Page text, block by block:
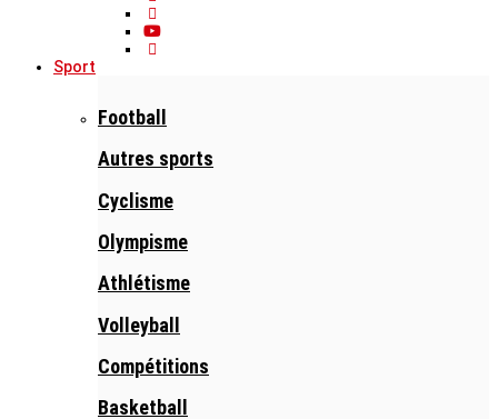
Sport
Football
Autres sports
Cyclisme
Olympisme
Athlétisme
Volleyball
Compétitions
Basketball